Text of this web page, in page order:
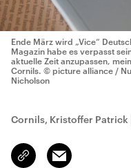
Ende März wird „Vice“
Magazin habe es verpasst
aktuelle Zeit anzupassen,
Cornils. © picture alliance /
Nicholson
Cornils, Kristoffer Patrick
Link
kopieren/teilen
Email